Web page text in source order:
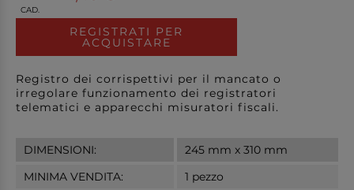
CAD.
REGISTRATI PER
ACQUISTARE
Registro dei corrispettivi per il mancato o
irregolare funzionamento dei registratori
telematici e apparecchi misuratori fiscali.
DIMENSIONI:
245 mm x 310 mm
MINIMA VENDITA:
1 pezzo